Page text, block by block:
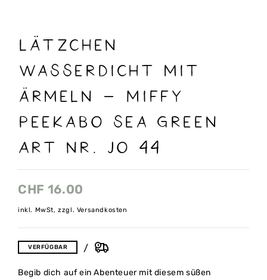
Lätzchen
Wasserdicht mit
Ärmeln – Miffy
Peekabo sea green
Art nr. Jo 44
CHF 16.00
inkl. MwSt, zzgl. Versandkosten
VERFÜGBAR
Begib dich auf ein Abenteuer mit diesem süßen